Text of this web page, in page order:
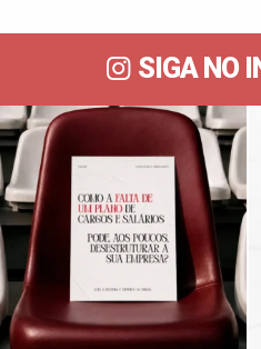
SIGA NO